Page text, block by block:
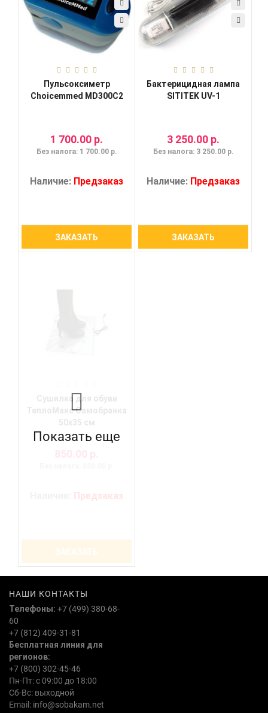
Пульсоксиметр
Choicemmed MD300C2
1 700.00 р.
Без налога: 1 700.00 р.
Наличие: Предзаказ
ЗАКАЗАТЬ
Бактерицидная лампа
SITITEK UV-1
3 250.00 р.
Без налога: 3 250.00 р.
Наличие: Предзаказ
ЗАКАЗАТЬ
ТеплоМакс Самобранка
Предзаказ
Показать еще
НАШИ КОНТАКТЫ
Телефоны: +7 (499) 380-68-
60
+7 (812) 409-31-81
Бесплатная линия для
регионов:
+7 (800) 302-45-46
Пн-Пт: с 09:00 до 18:00
Сб-Вс: выходной
Email: info@sobakam.net